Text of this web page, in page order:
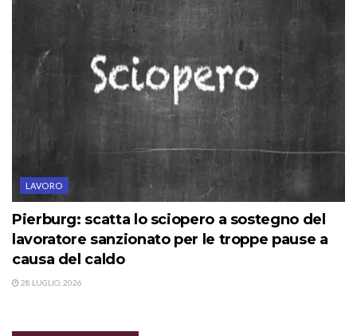
LAVORO
Pierburg: scatta lo sciopero a sostegno del
lavoratore sanzionato per le troppe pause a
causa del caldo
28 LUGLIO, 2026